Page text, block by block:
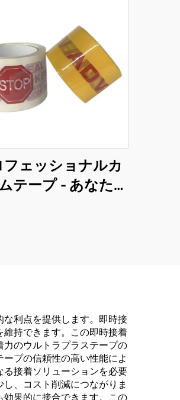
フェッショナルカ
テープ - あなたの
利点を提供します。即時接
持できます。この即時接着
のウルトラプラステープの
プの信頼性の高い性能によ
接着ソリューションを必要
、コスト削減につながりま
果的に接合できます。この